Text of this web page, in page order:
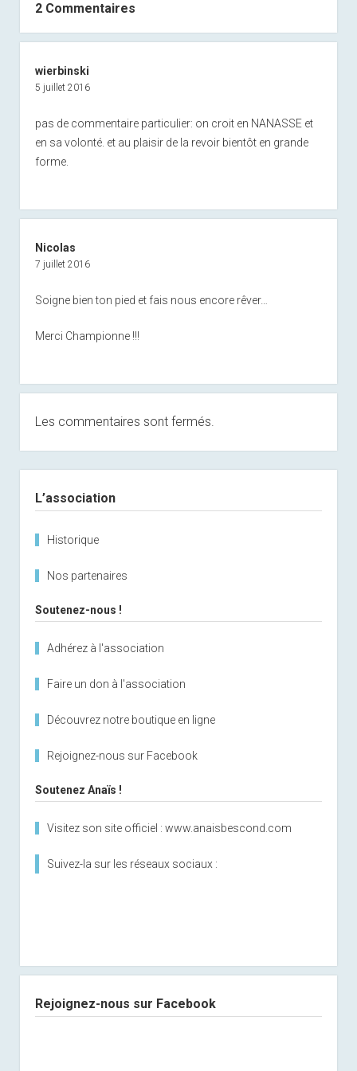
2 Commentaires
wierbinski
5 juillet 2016
pas de commentaire particulier: on croit en NANASSE et
en sa volonté. et au plaisir de la revoir bientôt en grande
forme.
Nicolas
7 juillet 2016
Soigne bien ton pied et fais nous encore rêver…
Merci Championne !!!
Les commentaires sont fermés.
L’association
Historique
Nos partenaires
Soutenez-nous !
Adhérez à l'association
Faire un don à l'association
Découvrez notre boutique en ligne
Rejoignez-nous sur Facebook
Soutenez Anaïs !
Visitez son site officiel : www.anaisbescond.com
Suivez-la sur les réseaux sociaux :
Rejoignez-nous sur Facebook